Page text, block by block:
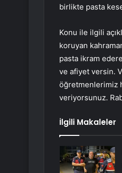
birlikte pasta
Konu ile ilgili
koruyan
pasta ikram
ve afiyet versin.
öğretmenlerimiz
veriyorsunuz.
İlgili Makaleler